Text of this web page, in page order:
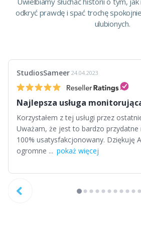
odkryć prawdę i spać trochę
ulubionych.
StudiosSameer 24.04.2023
Najlepsza usługa
Korzystałem z tej usługi przez
Uważam, że jest to bardzo
100% usatysfakcjonowany. Dziękuję
ogromne ... pokaż więcej